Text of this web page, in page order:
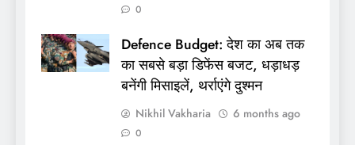
0
Defence Budget: देश का अब तक
का सबसे बड़ा डिफेंस बजट, धड़ाधड़
बनेंगी मिसाइलें, थर्राएंगे दुश्मन
Nikhil Vakharia 6 months ago
0